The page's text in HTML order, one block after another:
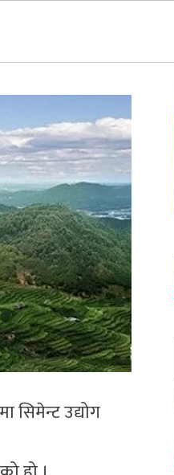
सिमेन्ट उद्योग